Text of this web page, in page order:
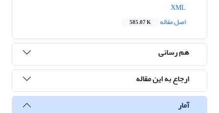
اصل مقاله
585.07 K
هم رسانی
ارجاع به این مقاله
آمار